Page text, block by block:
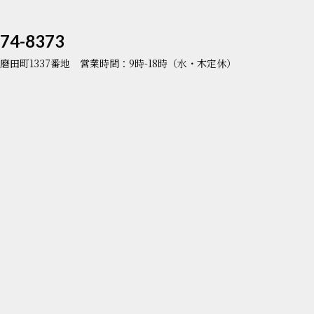
8373
磨田町1337番地営業時間：9時-18時（水・木定休）